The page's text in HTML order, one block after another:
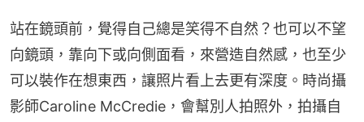
站在鏡頭前，覺得自己總是笑得不自然？也可以不望
向鏡頭，靠向下或向側面看，來營造自然感，也至少
可以裝作在想東西，讓照片看上去更有深度。時尚攝
影師Caroline McCredie，會幫別人拍照外，拍攝自